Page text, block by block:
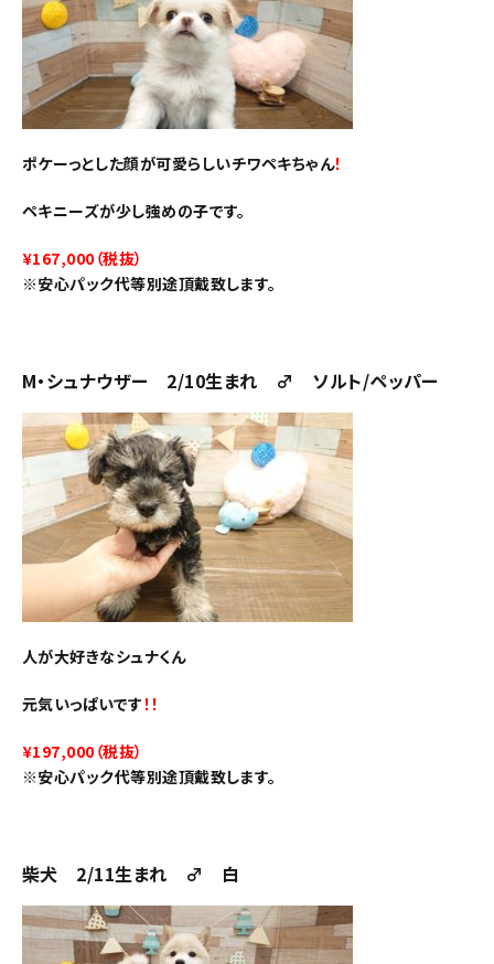
ポケーっとした顔が可愛らしいチワペキちゃん！
ペキニーズが少し強めの子です。
¥167,000（税抜）
※安心パック代等別途頂戴致します。
M・シュナウザー 2/10生まれ ♂ ソルト/ペッパー
人が大好きなシュナくん
元気いっぱいです！！
¥197,000（税抜）
※安心パック代等別途頂戴致します。
柴犬 2/11生まれ ♂ 白